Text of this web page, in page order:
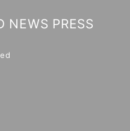
NEWS PRESS